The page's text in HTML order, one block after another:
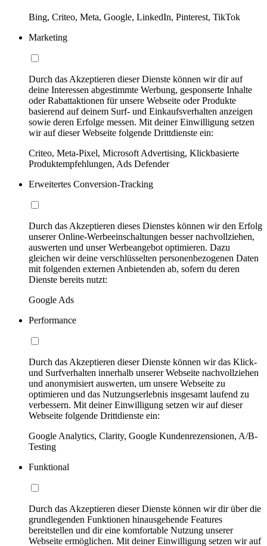
Bing, Criteo, Meta, Google, LinkedIn, Pinterest, TikTok
Marketing
Durch das Akzeptieren dieser Dienste können wir dir auf
deine Interessen abgestimmte Werbung, gesponserte Inhalte
oder Rabattaktionen für unsere Webseite oder Produkte
basierend auf deinem Surf- und Einkaufsverhalten anzeigen
sowie deren Erfolge messen. Mit deiner Einwilligung setzen
wir auf dieser Webseite folgende Drittdienste ein:
Criteo, Meta-Pixel, Microsoft Advertising, Klickbasierte
Produktempfehlungen, Ads Defender
Erweitertes Conversion-Tracking
Durch das Akzeptieren dieses Dienstes können wir den Erfolg
unserer Online-Werbeeinschaltungen besser nachvollziehen,
auswerten und unser Werbeangebot optimieren. Dazu
gleichen wir deine verschlüsselten personenbezogenen Daten
mit folgenden externen Anbietenden ab, sofern du deren
Dienste bereits nutzt:
Google Ads
Performance
Durch das Akzeptieren dieser Dienste können wir das Klick-
und Surfverhalten innerhalb unserer Webseite nachvollziehen
und anonymisiert auswerten, um unsere Webseite zu
optimieren und das Nutzungserlebnis insgesamt laufend zu
verbessern. Mit deiner Einwilligung setzen wir auf dieser
Webseite folgende Drittdienste ein:
Google Analytics, Clarity, Google Kundenrezensionen, A/B-
Testing
Funktional
Durch das Akzeptieren dieser Dienste können wir dir über die
grundlegenden Funktionen hinausgehende Features
bereitstellen und dir eine komfortable Nutzung unserer
Webseite ermöglichen. Mit deiner Einwilligung setzen wir auf